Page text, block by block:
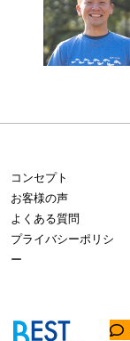
コンセプト
お客様の声
よくある質問
プライバシーポリシ
ー